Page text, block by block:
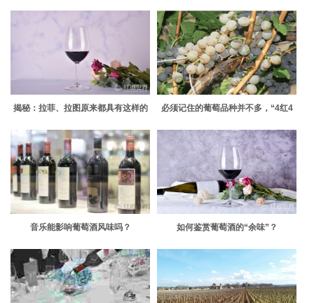
揭秘：拉菲、拉图原来都具有这样的
必须记住的葡萄品种并不多，“4红4
音乐能影响葡萄酒风味吗？ 如何鉴赏葡萄酒的“余味”？